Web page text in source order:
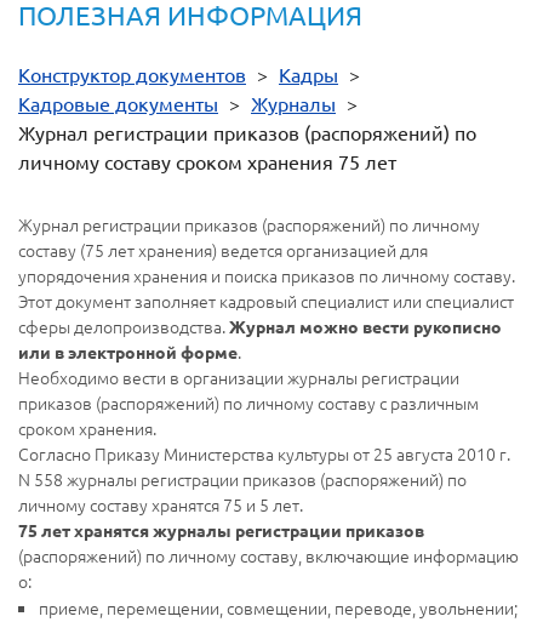
ПОЛЕЗНАЯ ИНФОРМАЦИЯ
Конструктор документов > Кадры >
Кадровые документы > Журналы >
Журнал регистрации приказов (распоряжений) по
личному составу сроком хранения 75 лет
Журнал регистрации приказов (распоряжений) по личному
составу (75 лет хранения) ведется организацией для
упорядочения хранения и поиска приказов по личному составу.
Этот документ заполняет кадровый специалист или специалист
сферы делопроизводства.Журнал можно вести рукописно
или в электронной форме.
Необходимо вести в организации журналы регистрации
приказов (распоряжений) по личному составу с различным
сроком хранения.
Согласно Приказу Министерства культуры от 25 августа 2010 г.
N 558 журналы регистрации приказов (распоряжений) по
личному составу хранятся 75 и 5 лет.
75 лет хранятся журналы регистрации приказов
(распоряжений) по личному составу, включающие информацию
о:
приеме, перемещении, совмещении, переводе, увольнении;